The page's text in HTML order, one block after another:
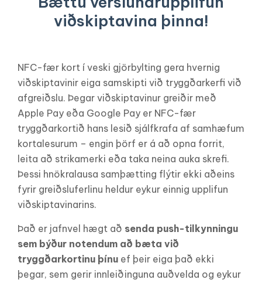
viðskiptavina þinna!
NFC-fær kort í veski gjörbylting gera hvernig
viðskiptavinir eiga samskipti við tryggðarkerfi við
afgreiðslu. Þegar viðskiptavinur greiðir með
Apple Pay eða Google Pay er NFC-fær
tryggðarkortið hans lesið sjálfkrafa af samhæfum
kortalesurum – engin þörf er á að opna forrit,
leita að strikamerki eða taka neina auka skrefi.
Þessi hnökralausa samþætting flýtir ekki aðeins
fyrir greiðsluferlinu heldur eykur einnig upplifun
viðskiptavinarins.
Það er jafnvel hægt að senda push-tilkynningu
sem býður notendum að bæta við
tryggðarkortinu þínu ef þeir eiga það ekki
þegar, sem gerir innleiðinguna auðvelda og eykur